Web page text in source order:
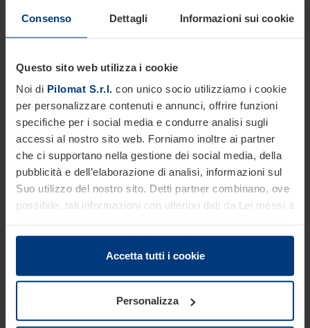
Consenso Dettagli Informazioni sui cookie
Questo sito web utilizza i cookie
Noi di Pilomat S.r.l. con unico socio utilizziamo i cookie
per personalizzare contenuti e annunci, offrire funzioni
specifiche per i social media e condurre analisi sugli
accessi al nostro sito web. Forniamo inoltre ai partner
che ci supportano nella gestione dei social media, della
pubblicità e dell’elaborazione di analisi, informazioni sul
Suo utilizzo del nostro sito. Detti partner combinano, ove
possibile, tali informazioni con ulteriori dati da Lei messi a
con il Suo impiego dei servizi offerti.
Le disposizioni di legge ci autorizzano a salvare i cookie
sul Suo dispositivo in tutti quei casi in cui essi sono
sito. Per tutti gli altri tipi di cookie, necessitiamo del Suo
consenso. Lei ha comunque facoltà di modificare o
Accetta tutti i cookie
Personalizza
Crash test